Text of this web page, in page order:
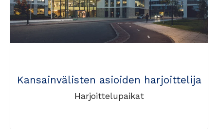
Kansainvälisten asioiden harjoittelija
Harjoittelupaikat